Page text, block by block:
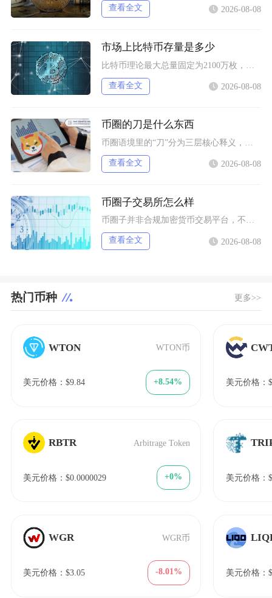
查看全文 2026-08-08
市场上比特币存量是多少
查看全文 2026-08-08
币圈的刀是什么东西
查看全文 2026-08-08
币圈子交易所怎么样
币圈子并非合规加密货币交易平台，不能直接开展币币、法币兑换等实盘交易业务，本质是区块链行业
查看全文 2026-08-08
热门币种 更多>>
WTON WTON币
美元价格：$9.84 +8.54%
RBTR Arbitrage Token
美元价格：$0.0000029 +0%
WGR WGR币
美元价格：$3.05 -8.01%
美元价格：
美元价格：
美元价格：